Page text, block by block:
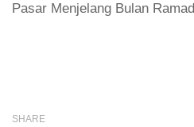
Pasar Menjelang Bulan
SHARE